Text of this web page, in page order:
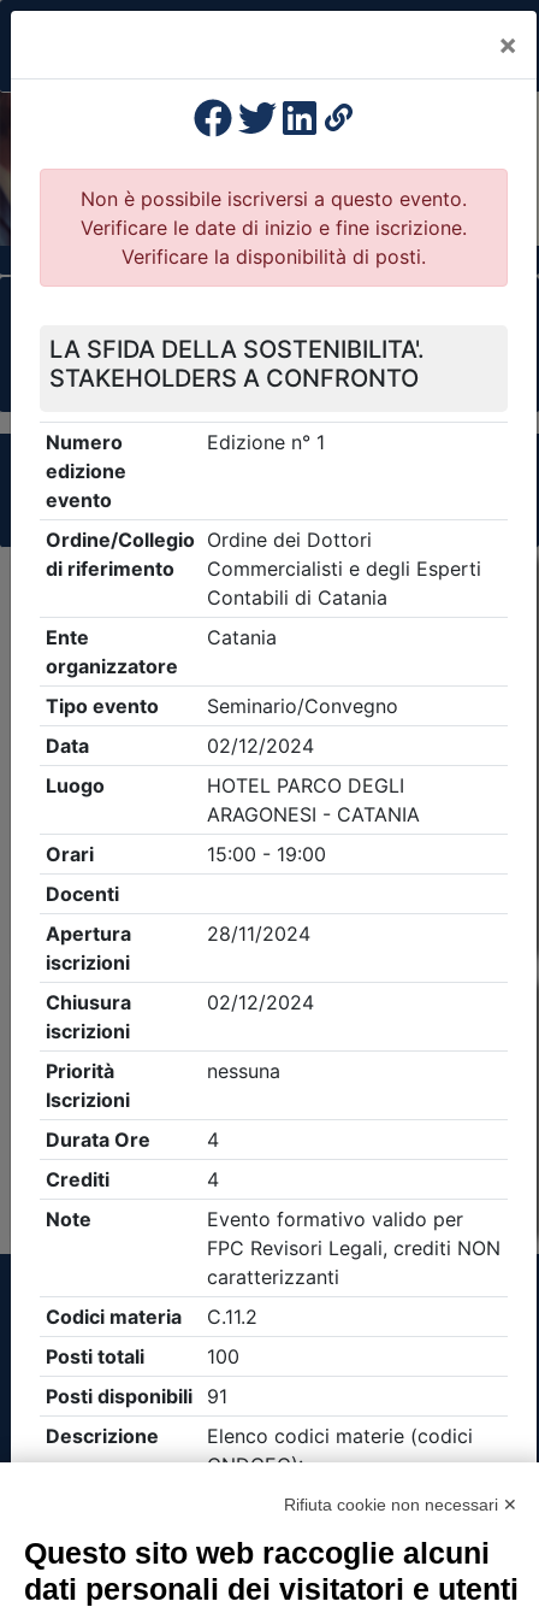
×
Previous
Il portale della formazione per Ordini e
Collegi Professionali
Clicca qui - espandi la sezione dei filtri ricerca
Criteri di ricerca applicati:
- Tipo Ordine/collegio:
Catania- Eventi in programma dal9/8/2026
Precedente 1 Successiva
Nessun risultato per i parametri inseriti
Esito della ricerca eventi formativi
Non è stato trovato nessun evento formativo con i
parametri di ricerca utilizzati
Tinexta Visura SpA
Piazzale Flaminio 1/b, 00196 Roma, Italia
Società soggetta alla direzione e coordinamento
di Tinexta SpA
P.IVA 05338771008 REA n. 877679
Rifiuta cookie non necessari ✕
Questo sito web raccoglie alcuni
dati personali dei visitatori e utenti